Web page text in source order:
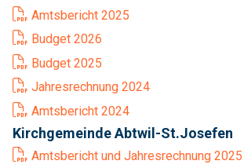
Amtsbericht 2025
Budget 2026
Budget 2025
Jahresrechnung 2024
Amtsbericht 2024
Kirchgemeinde Abtwil-St.Josefen
Amtsbericht und Jahresrechnung 2025